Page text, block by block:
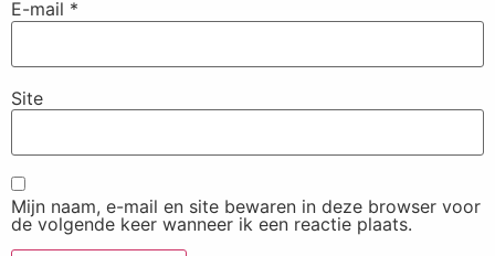
E-mail *
Site
Mijn naam, e-mail en site bewaren in deze browser voor
de volgende keer wanneer ik een reactie plaats.